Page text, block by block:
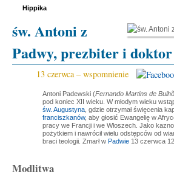
Hippika
św. Antoni z
Padwy, prezbiter i doktor
13 czerwca – wspomnienie
Antoni Padewski (Fernando Martins de
pod koniec XII wieku. W młodym wieku
św. Augustyna , gdzie otrzymał święcenia
franciszkanów, aby głosić Ewangelię w
pracy we Francji i we Włoszech. Jako
pożytkiem i nawrócił wielu odstępców od
braci teologii. Zmarł w Padwie 13 czerwca
Modlitwa